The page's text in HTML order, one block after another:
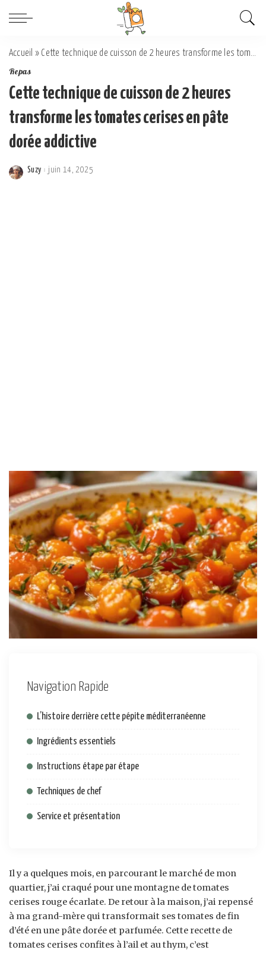
Accueil » Cette technique de cuisson de 2 heures transforme les tomates cerises en pâte dorée addictive
Repas
Cette technique de cuisson de 2 heures
transforme les tomates cerises en pâte
dorée addictive
Posted
Suzy juin 14, 2025
Navigation Rapide
L’histoire derrière cette pépite méditerranéenne
Ingrédients essentiels
Instructions étape par étape
Techniques de chef
Service et présentation
Il y a quelques mois, en parcourant le marché de mon
quartier, j’ai craqué pour une montagne de tomates
cerises rouge écarlate. De retour à la maison, j’ai repensé
à ma grand-mère qui transformait ses tomates de fin
d’été en une pâte dorée et parfumée. Cette recette de
tomates cerises confites à l’ail et au thym, c’est